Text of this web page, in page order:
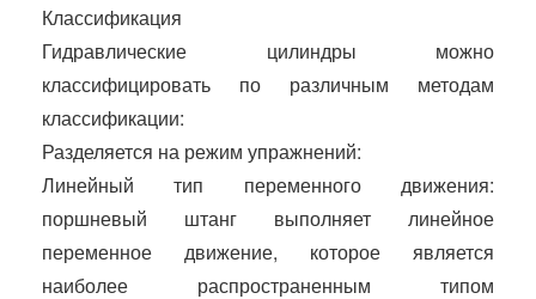
Классификация
Гидравлические цилиндры можно
классифицировать по различным методам
классификации:
Разделяется на режим упражнений:
Линейный тип переменного движения:
поршневый штанг выполняет линейное
переменное движение, которое является
наиболее распространенным типом